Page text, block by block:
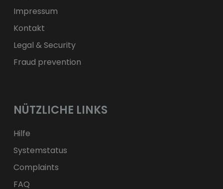
Impressum
Kontakt
Legal & Security
Fraud prevention
NÜTZLICHE LINKS
Hilfe
Systemstatus
Complaints
FAQ